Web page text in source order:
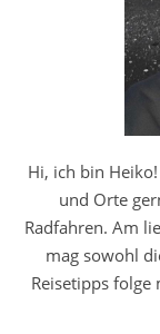
Hi, ich bin
und Orte
Radfahren. Am
mag sowohl
Reisetipps folge